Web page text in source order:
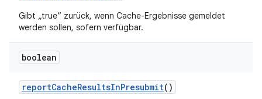
Gibt „true“ zurück, wenn Cache-Ergebnisse gemeldet
werden sollen, sofern verfügbar.
boolean
reportCacheResultsInPresubmit()